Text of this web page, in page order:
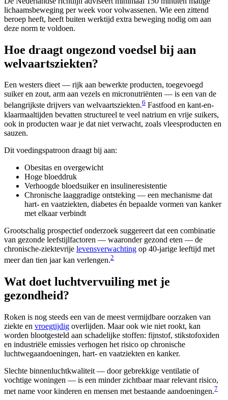
lichaamsbeweging per week voor volwassenen. Wie een zittend
beroep heeft, heeft buiten werktijd extra beweging nodig om aan
deze norm te voldoen.
Hoe draagt ongezond voedsel bij aan
welvaartsziekten?
Een westers dieet — rijk aan bewerkte producten, toegevoegd
suiker en zout, arm aan vezels en micronutriënten — is een van de
belangrijkste drijvers van welvaartsziekten.6 Fastfood en kant-en-
klaarmaaltijden bevatten structureel te veel natrium en vrije suikers,
ook in producten waar je dat niet verwacht, zoals vleesproducten en
sauzen.
Dit voedingspatroon draagt bij aan:
Obesitas en overgewicht
Hoge bloeddruk
Verhoogde bloedsuiker en insulineresistentie
Chronische laaggradige ontsteking — een mechanisme dat
hart- en vaatziekten, diabetes én bepaalde vormen van kanker
met elkaar verbindt
Grootschalig prospectief onderzoek suggereert dat een combinatie
van gezonde leefstijlfactoren — waaronder gezond eten — de
chronische-ziektevrije levensverwachting op 40-jarige leeftijd met
meer dan tien jaar kan verlengen.2
Wat doet luchtvervuiling met je
gezondheid?
Roken is nog steeds een van de meest vermijdbare oorzaken van
ziekte en vroegtijdig overlijden. Maar ook wie niet rookt, kan
worden blootgesteld aan schadelijke stoffen: fijnstof, stikstofoxiden
en industriële emissies verhogen het risico op chronische
luchtwegaandoeningen, hart- en vaatziekten en kanker.
Slechte binnenluchtkwaliteit — door gebrekkige ventilatie of
vochtige woningen — is een minder zichtbaar maar relevant risico,
met name voor kinderen en mensen met bestaande aandoeningen.7